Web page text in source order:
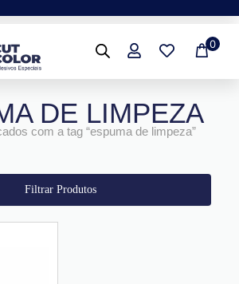
0
DE LIMPEZA
com a tag “espuma de limpeza”
Filtrar Produtos